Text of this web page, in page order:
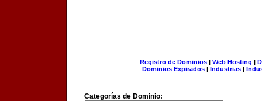
Registro de Dominios| Web Hosting |
Dominios Expirados | Industrias |
Categorías de Dominio: